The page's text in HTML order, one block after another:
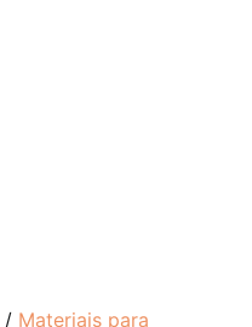
/ Materiais para